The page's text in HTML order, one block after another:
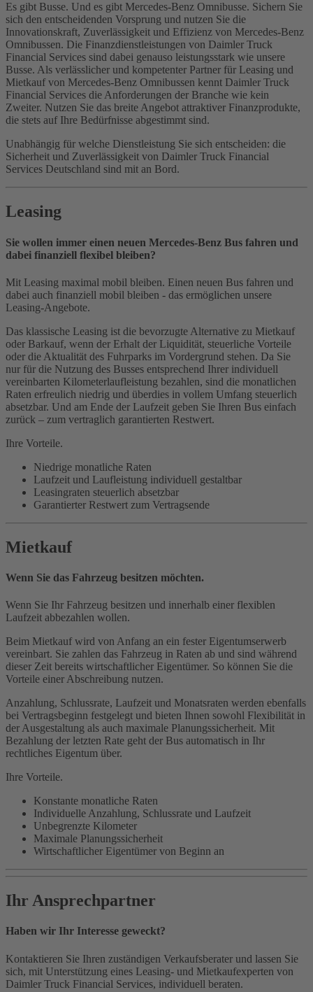
Es gibt Busse. Und es gibt Mercedes-Benz Omnibusse. Sichern Sie
sich den entscheidenden Vorsprung und nutzen Sie die
Innovationskraft, Zuverlässigkeit und Effizienz von Mercedes-Benz
Omnibussen. Die Finanzdienstleistungen von Daimler Truck
Financial Services sind dabei genauso leistungsstark wie unsere
Busse. Als verlässlicher und kompetenter Partner für Leasing und
Mietkauf von Mercedes-Benz Omnibussen kennt Daimler Truck
Financial Services die Anforderungen der Branche wie kein
Zweiter. Nutzen Sie das breite Angebot attraktiver Finanzprodukte,
die stets auf Ihre Bedürfnisse abgestimmt sind.
Unabhängig für welche Dienstleistung Sie sich entscheiden: die
Sicherheit und Zuverlässigkeit von Daimler Truck Financial
Services Deutschland sind mit an Bord.
Leasing
Sie wollen immer einen neuen Mercedes‑Benz Bus fahren und
dabei finanziell flexibel bleiben?
Mit Leasing maximal mobil bleiben. Einen neuen Bus fahren und
dabei auch finanziell mobil bleiben - das ermöglichen unsere
Leasing-Angebote.
Das klassische Leasing ist die bevorzugte Alternative zu Mietkauf
oder Barkauf, wenn der Erhalt der Liquidität, steuerliche Vorteile
oder die Aktualität des Fuhrparks im Vordergrund stehen. Da Sie
nur für die Nutzung des Busses entsprechend Ihrer individuell
vereinbarten Kilometerlaufleistung bezahlen, sind die monatlichen
Raten erfreulich niedrig und überdies in vollem Umfang steuerlich
absetzbar. Und am Ende der Laufzeit geben Sie Ihren Bus einfach
zurück – zum vertraglich garantierten Restwert.
Ihre Vorteile.
Niedrige monatliche Raten
Laufzeit und Laufleistung individuell gestaltbar
Leasingraten steuerlich absetzbar
Garantierter Restwert zum Vertragsende
Mietkauf
Wenn Sie das Fahrzeug besitzen möchten.
Wenn Sie Ihr Fahrzeug besitzen und innerhalb einer flexiblen
Laufzeit abbezahlen wollen.
Beim Mietkauf wird von Anfang an ein fester Eigentumserwerb
vereinbart. Sie zahlen das Fahrzeug in Raten ab und sind während
dieser Zeit bereits wirtschaftlicher Eigentümer. So können Sie die
Vorteile einer Abschreibung nutzen.
Anzahlung, Schlussrate, Laufzeit und Monatsraten werden ebenfalls
bei Vertragsbeginn festgelegt und bieten Ihnen sowohl Flexibilität in
der Ausgestaltung als auch maximale Planungssicherheit. Mit
Bezahlung der letzten Rate geht der Bus automatisch in Ihr
rechtliches Eigentum über.
Ihre Vorteile.
Konstante monatliche Raten
Individuelle Anzahlung, Schlussrate und Laufzeit
Unbegrenzte Kilometer
Maximale Planungssicherheit
Wirtschaftlicher Eigentümer von Beginn an
Ihr Ansprechpartner
Haben wir Ihr Interesse geweckt?
Kontaktieren Sie Ihren zuständigen Verkaufsberater und lassen Sie
sich, mit Unterstützung eines Leasing- und Mietkaufexperten von
Daimler Truck Financial Services, individuell beraten.